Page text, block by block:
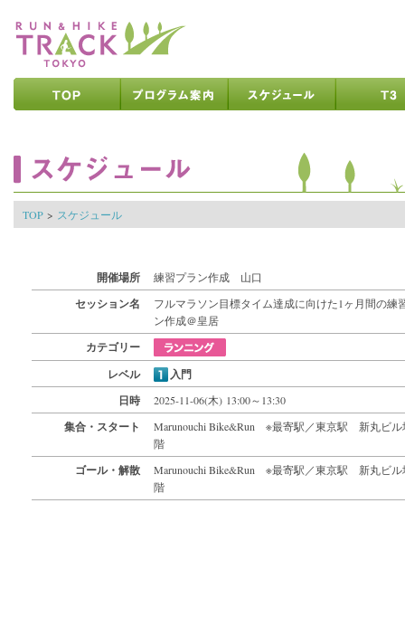
TOP > スケジュール
開催場所 練習プラン作成 山口
セッション名
フルマラソン目標タイム達成に向けた1ヶ月間の練
ン作成＠皇居
カテゴリー
レベル
入門
日時
2025-11-06(木) 13:00～13:30
集合・スタート
Marunouchi Bike&Run ※最寄駅／東京駅 新丸ビル
階
ゴール・解散
Marunouchi Bike&Run ※最寄駅／東京駅 新丸ビル
階